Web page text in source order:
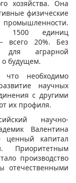
хозяйства. Она
физические
1500 единиц
всего 20%. Без
для аграрной
будущем.
что необходимо
научных
с другими
их профиля.
научно-
Валентина
ценный капитал
Приоритетным
производство
отечественными